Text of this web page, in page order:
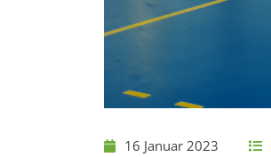
16 Januar 2023